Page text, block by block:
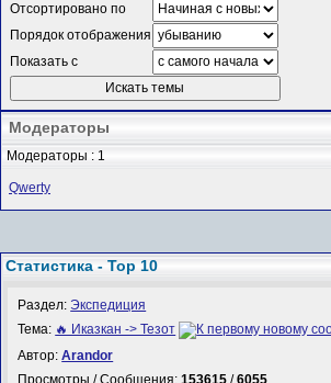
Отсортировано по
Порядок отображения
Показать с
Модераторы
Модераторы : 1
Qwerty
Статистика - Top 10
Раздел:Экспедиция
Тема: 🔥 Иказкан -> Тезот
Автор:Arandor